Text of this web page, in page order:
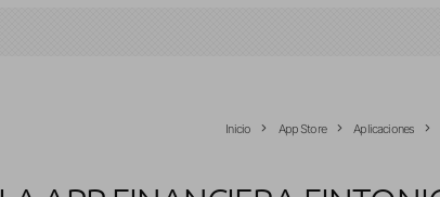
Inicio App Store Aplicaciones